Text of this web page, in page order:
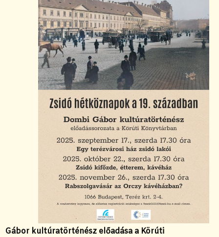
Gábor kultúratörténész előadása a Körúti